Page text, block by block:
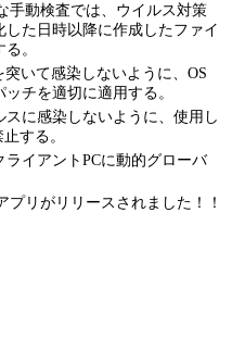
手動検査では、ウイルス対策
た日時以降に作成したファイ
。
いて感染しないように、OS
チを適切に適用する。
に感染しないように、使用し
する。
イアントPCに動的グローバ
プリがリリースされました！！